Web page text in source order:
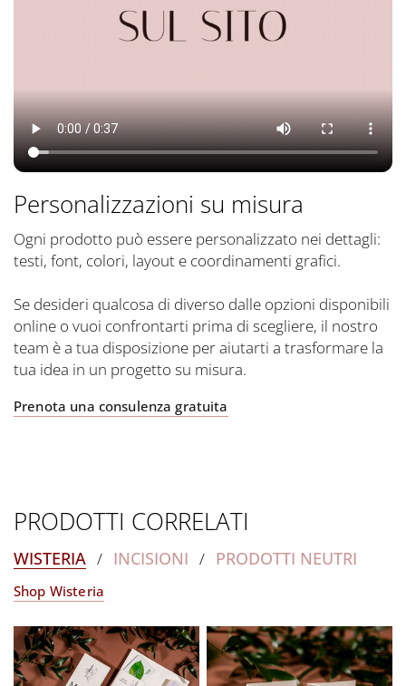
Personalizzazioni su misura
Ogni prodotto può essere personalizzato nei dettagli:
testi, font, colori, layout e coordinamenti grafici.
Se desideri qualcosa di diverso dalle opzioni disponibili
online o vuoi confrontarti prima di scegliere, il nostro
team è a tua disposizione per aiutarti a trasformare la
tua idea in un progetto su misura.
Prenota una consulenza gratuita
PRODOTTI CORRELATI
WISTERIA / INCISIONI / PRODOTTI NEUTRI
Shop Wisteria